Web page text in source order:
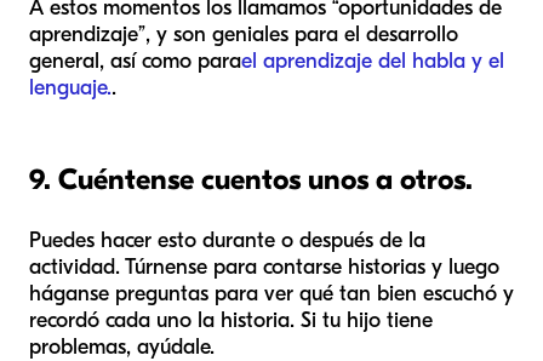
A estos momentos los llamamos “oportunidades de
aprendizaje”, y son geniales para el desarrollo
general, así como parael aprendizaje del habla y el
lenguaje..
9. Cuéntense cuentos unos a otros.
Puedes hacer esto durante o después de la
actividad. Túrnense para contarse historias y luego
háganse preguntas para ver qué tan bien escuchó y
recordó cada uno la historia. Si tu hijo tiene
problemas, ayúdale.